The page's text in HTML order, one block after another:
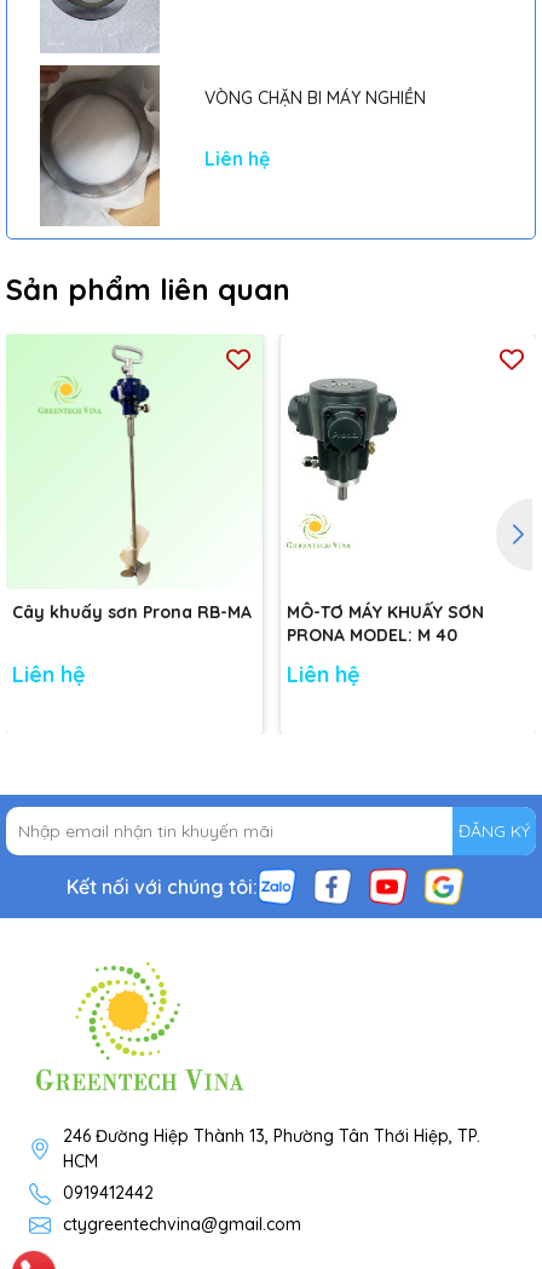
VÒNG CHẶN BI MÁY NGHIỀN
Liên hệ
Sản phẩm liên quan
Cây khuấy sơn Prona RB-MA
Liên hệ
MÔ-TƠ MÁY KHUẤY SƠN
PRONA MODEL: M 40
Liên hệ
ĐĂNG KÝ
Kết nối với chúng tôi:
246 Đường Hiệp Thành 13, Phường Tân Thới Hiệp, TP.
HCM
0919412442
ctygreentechvina@gmail.com